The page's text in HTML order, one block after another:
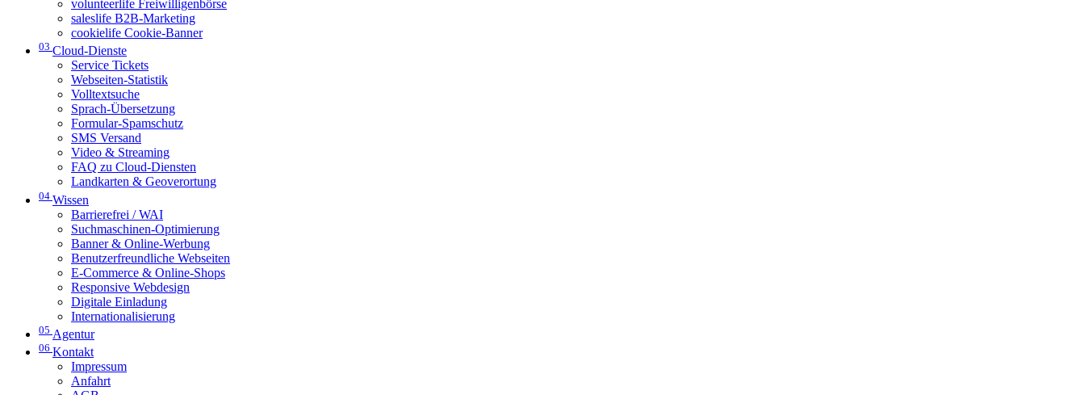
volunteerlife Freiwilligenbörse
saleslife B2B-Marketing
cookielife Cookie-Banner
03 Cloud-Dienste
Service Tickets
Webseiten-Statistik
Volltextsuche
Sprach-Übersetzung
Formular-Spamschutz
SMS Versand
Video & Streaming
FAQ zu Cloud-Diensten
Landkarten & Geoverortung
04 Wissen
Barrierefrei / WAI
Suchmaschinen-Optimierung
Banner & Online-Werbung
Benutzerfreundliche Webseiten
E-Commerce & Online-Shops
Responsive Webdesign
Digitale Einladung
Internationalisierung
05 Agentur
06 Kontakt
Impressum
Anfahrt